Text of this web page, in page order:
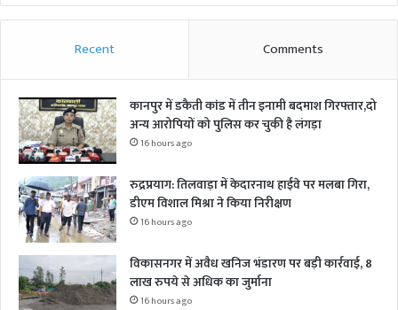
Recent Comments
कानपुर में डकैती कांड में तीन इनामी बदमाश गिरफ्तार,दो
अन्य आरोपियों को पुलिस कर चुकी है लंगड़ा
16 hours ago
रुद्रप्रयाग: तिलवाड़ा में केदारनाथ हाईवे पर मलबा गिरा,
डीएम विशाल मिश्रा ने किया निरीक्षण
16 hours ago
विकासनगर में अवैध खनिज भंडारण पर बड़ी कार्रवाई, 8
लाख रुपये से अधिक का जुर्माना
16 hours ago